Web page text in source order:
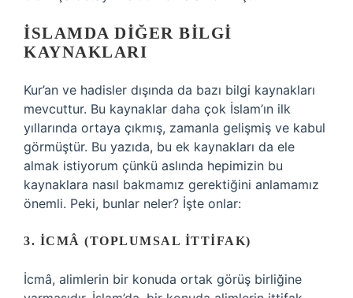
İSLAMDA DIĞER BILGI
KAYNAKLARI
Kur’an ve hadisler dışında da bazı bilgi kaynakları
mevcuttur. Bu kaynaklar daha çok İslam’ın ilk
yıllarında ortaya çıkmış, zamanla gelişmiş ve kabul
görmüştür. Bu yazıda, bu ek kaynakları da ele
almak istiyorum çünkü aslında hepimizin bu
kaynaklara nasıl bakmamız gerektiğini anlamamız
önemli. Peki, bunlar neler? İşte onlar:
3. İCMÂ (TOPLUMSAL İTTIFAK)
İcmâ, alimlerin bir konuda ortak görüş birliğine